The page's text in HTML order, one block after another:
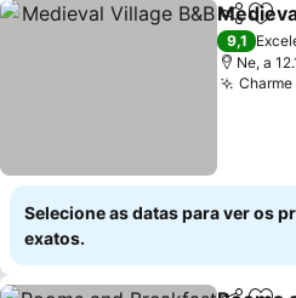
Partilhar
9,1
Ne, a
Selecione as datas para ver os
exatos.